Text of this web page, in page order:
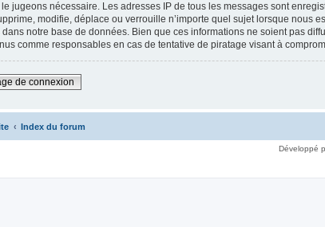
le jugeons nécessaire. Les adresses IP de tous les messages sont
modifie, déplace ou verrouille n’importe quel sujet lorsque nous
notre base de données. Bien que ces informations ne soient pas
comme responsables en cas de tentative de piratage visant à
de connexion
Index du forum
Développé